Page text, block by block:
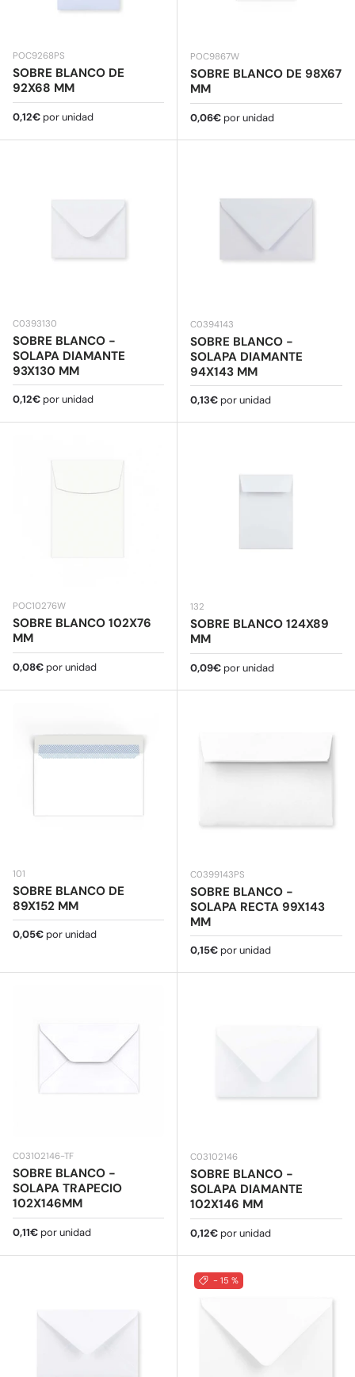
POC9268PS
SOBRE BLANCO DE
92X68 MM
Precio normal
0,12€ por unidad
POC9867W
SOBRE BLANCO DE 98X67
MM
Precio normal
0,06€ por unidad
C0393130
SOBRE BLANCO -
SOLAPA DIAMANTE
93X130 MM
Precio normal
0,12€ por unidad
C0394143
SOBRE BLANCO -
SOLAPA DIAMANTE
94X143 MM
Precio normal
0,13€ por unidad
POC10276W
SOBRE BLANCO 102X76
MM
Precio normal
0,08€ por unidad
132
SOBRE BLANCO 124X89
MM
Precio normal
0,09€ por unidad
101
SOBRE BLANCO DE
89X152 MM
Precio normal
0,05€ por unidad
C0399143PS
SOBRE BLANCO -
SOLAPA RECTA 99X143
MM
Precio normal
0,15€ por unidad
C03102146-TF
SOBRE BLANCO -
SOLAPA TRAPECIO
102X146MM
Precio normal
0,11€ por unidad
C03102146
SOBRE BLANCO -
SOLAPA DIAMANTE
102X146 MM
Precio normal
0,12€ por unidad
- 15 %